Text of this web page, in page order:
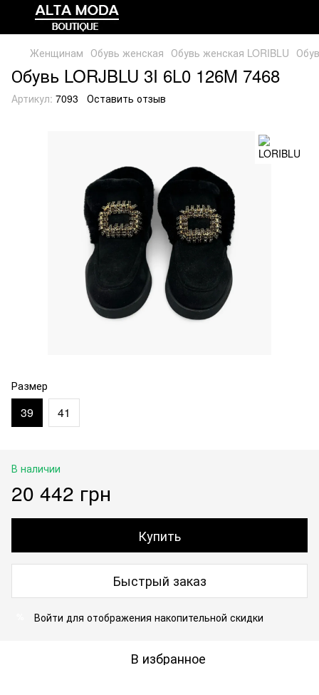
Женщинам Обувь женская Обувь женская LORIBLU
Обувь LORJBLU 3I 6L0 126M 7468
Артикул: 7093 Оставить отзыв
Размер
39 41
В наличии
20 442 грн
Купить
Быстрый заказ
Войти для отображения накопительной скидки
В избранное